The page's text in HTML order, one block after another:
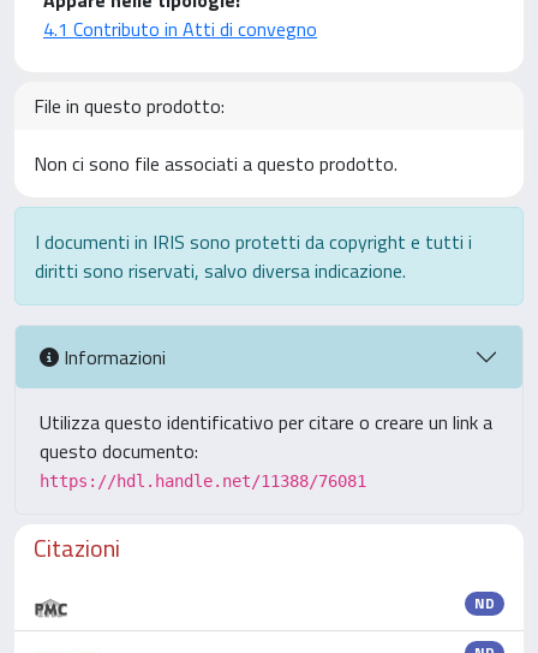
4.1 Contributo in Atti di convegno
File in questo prodotto:
Non ci sono file associati a questo prodotto.
I documenti in IRIS sono protetti da copyright e tutti i
diritti sono riservati, salvo diversa indicazione.
Informazioni
Utilizza questo identificativo per citare o creare un link a
questo documento:
https://hdl.handle.net/11388/76081
Citazioni
ND